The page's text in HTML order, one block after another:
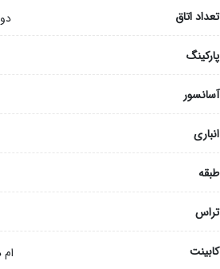
تعداد اتاق
پارکینگ
آسانسور
انباری
طبقه
تراس
کابینت